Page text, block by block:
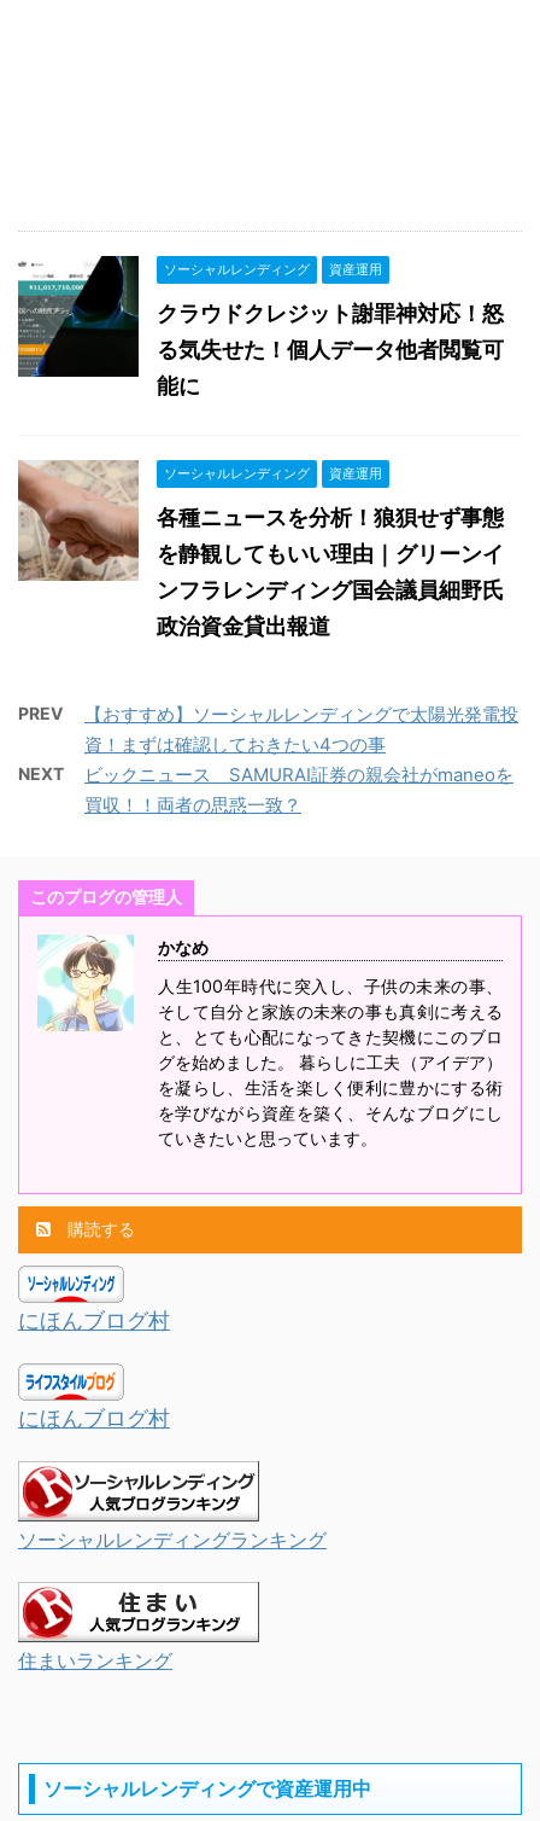
ソーシャルレンディング 資産運用
クラウドクレジット謝罪神対応！怒
る気失せた！個人データ他者閲覧可
能に
ソーシャルレンディング 資産運用
各種ニュースを分析！狼狽せず事態
を静観してもいい理由｜グリーンイ
ンフラレンディング国会議員細野氏
政治資金貸出報道
PREV
【おすすめ】ソーシャルレンディングで太陽光発電投
資！まずは確認しておきたい4つの事
NEXT
ビックニュース SAMURAI証券の親会社がmaneoを
買収！！両者の思惑一致？
このプログの管理人
かなめ
人生100年時代に突入し、子供の未来の事、
そして自分と家族の未来の事も真剣に考える
と、とても心配になってきた契機にこのブロ
グを始めました。 暮らしに工夫（アイデア）
を凝らし、生活を楽しく便利に豊かにする術
を学びながら資産を築く、そんなブログにし
ていきたいと思っています。
購読する
にほんブログ村
にほんブログ村
ソーシャルレンディングランキング
住まいランキング
ソーシャルレンディングで資産運用中